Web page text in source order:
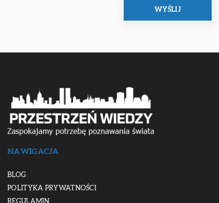
NAWIGACJA
BLOG
POLITYKA PRYWATNOŚCI
REGULAMIN